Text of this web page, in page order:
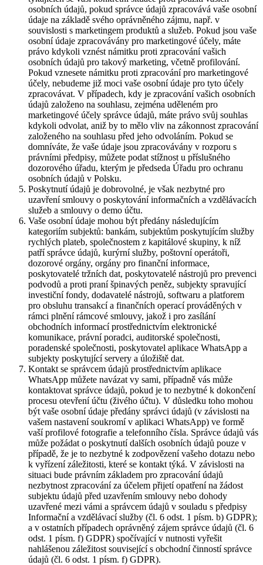
osobních údajů, pokud správce údajů zpracovává vaše osobní
údaje na základě svého oprávněného zájmu, např. v
souvislosti s marketingem produktů a služeb. Pokud jsou vaše
osobní údaje zpracovávány pro marketingové účely, máte
právo kdykoli vznést námitku proti zpracování vašich
osobních údajů pro takový marketing, včetně profilování.
Pokud vznesete námitku proti zpracování pro marketingové
účely, nebudeme již moci vaše osobní údaje pro tyto účely
zpracovávat. V případech, kdy je zpracování vašich osobních
údajů založeno na souhlasu, zejména uděleném pro
marketingové účely správce údajů, máte právo svůj souhlas
kdykoli odvolat, aniž by to mělo vliv na zákonnost zpracování
založeného na souhlasu před jeho odvoláním. Pokud se
domníváte, že vaše údaje jsou zpracovávány v rozporu s
právními předpisy, můžete podat stížnost u příslušného
dozorového úřadu, kterým je předseda Úřadu pro ochranu
osobních údajů v Polsku.
Poskytnutí údajů je dobrovolné, je však nezbytné pro
uzavření smlouvy o poskytování informačních a vzdělávacích
služeb a smlouvy o demo účtu.
Vaše osobní údaje mohou být předány následujícím
kategoriím subjektů: bankám, subjektům poskytujícím služby
rychlých plateb, společnostem z kapitálové skupiny, k níž
patří správce údajů, kurýrní služby, poštovní operátoři,
dozorové orgány, orgány pro finanční informace,
poskytovatelé tržních dat, poskytovatelé nástrojů pro prevenci
podvodů a proti praní špinavých peněz, subjekty spravující
investiční fondy, dodavatelé nástrojů, softwaru a platforem
pro obsluhu transakcí a finančních operací prováděných v
rámci plnění rámcové smlouvy, jakož i pro zasílání
obchodních informací prostřednictvím elektronické
komunikace, právní poradci, auditorské společnosti,
poradenské společnosti, poskytovatel aplikace WhatsApp a
subjekty poskytující servery a úložiště dat.
Kontakt se správcem údajů prostřednictvím aplikace
WhatsApp můžete navázat vy sami, případně vás může
kontaktovat správce údajů, pokud je to nezbytné k dokončení
procesu otevření účtu (živého účtu). V důsledku toho mohou
být vaše osobní údaje předány správci údajů (v závislosti na
vašem nastavení soukromí v aplikaci WhatsApp) ve formě
vaší profilové fotografie a telefonního čísla. Správce údajů vás
může požádat o poskytnutí dalších osobních údajů pouze v
případě, že je to nezbytné k zodpovězení vašeho dotazu nebo
k vyřízení záležitosti, které se kontakt týká. V závislosti na
situaci bude právním základem pro zpracování údajů
nezbytnost zpracování za účelem přijetí opatření na žádost
subjektu údajů před uzavřením smlouvy nebo dohody
uzavřené mezi vámi a správcem údajů v souladu s předpisy
Informační a vzdělávací služby (čl. 6 odst. 1 písm. b) GDPR);
a v ostatních případech oprávněný zájem správce údajů (čl. 6
odst. 1 písm. f) GDPR) spočívající v nutnosti vyřešit
nahlášenou záležitost související s obchodní činností správce
údajů (čl. 6 odst. 1 písm. f) GDPR).